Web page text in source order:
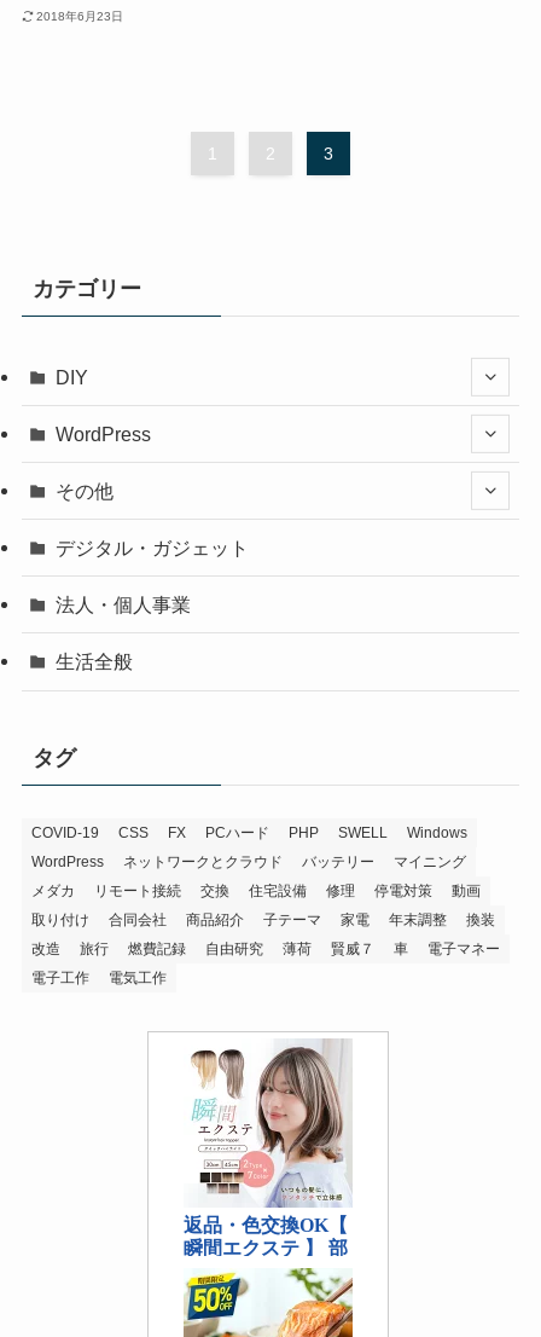
2018年6月23日
1 2 3
カテゴリー
DIY
WordPress
その他
デジタル・ガジェット
法人・個人事業
生活全般
タグ
COVID-19 CSS FX PCハード PHP SWELL
Windows
WordPress
ネットワークとクラウド バッテリー
マイニング
メダカ
リモート接続 交換 住宅設備 修理 停電対策
動画
取り付け
合同会社 商品紹介 子テーマ 家電 年末調整
換装
改造
旅行 燃費記録 自由研究 薄荷 賢威７ 車
電子マネー
電子工作
電気工作